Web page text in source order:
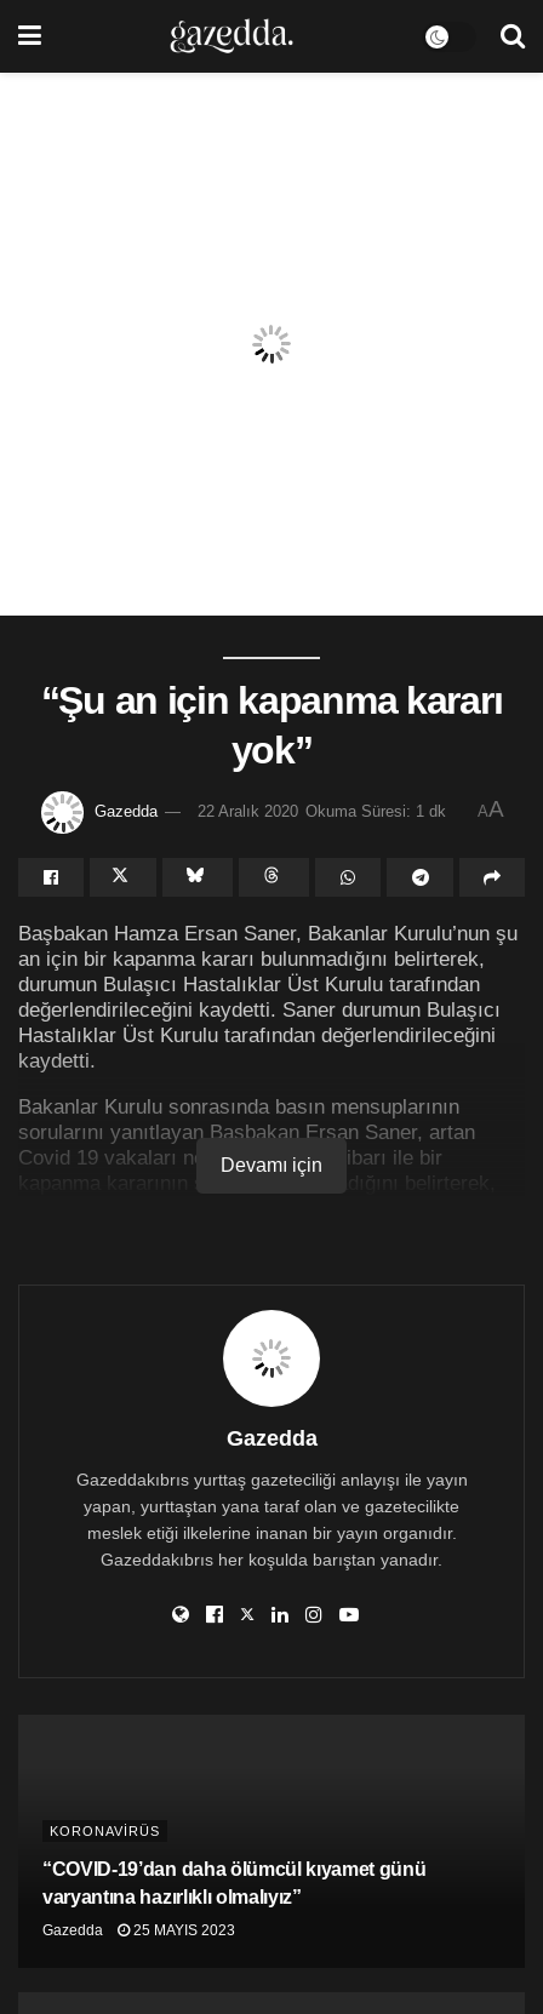
“Şu an için kapanma kararı
yok”
Gazedda 22 Aralık 2020 Okuma Süresi: 1 dk AA
Başbakan Hamza Ersan Saner, Bakanlar Kurulu’nun şu
an için bir kapanma kararı bulunmadığını belirterek,
durumun Bulaşıcı Hastalıklar Üst Kurulu tarafından
değerlendirileceğini kaydetti. Saner durumun Bulaşıcı
Hastalıklar Üst Kurulu tarafından değerlendirileceğini
kaydetti.
Bakanlar Kurulu sonrasında basın mensuplarının
sorularını yanıtlayan Başbakan Ersan Saner, artan
Covid 19 vakaları nedeniyle bugün itibarı ile bir
kapanma kararının söz konusu olmadığını belirterek,
Hastalıklar Üst Kurulu ile birlikte olaya çok hassas
yaklaşmaktadır. Bizler de oradan gelen bilgiler ışığında
gerekli düzenlemeleri yapacağız”
Devamı için
Gazedda
Gazeddakıbrıs yurttaş gazeteciliği anlayışı ile yayın
yapan, yurttaştan yana taraf olan ve gazetecilikte
meslek etiği ilkelerine inanan bir yayın organıdır.
Gazeddakıbrıs her koşulda barıştan yanadır.
KORONAVİRÜS
“COVID-19’dan daha ölümcül kıyamet günü
varyantına hazırlıklı olmalıyız”
Gazedda 25 MAYIS 2023